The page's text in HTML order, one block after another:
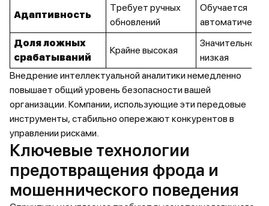
Адаптивность
Требует ручных
обновлений
Обучается
автоматически
Доля ложных
срабатываний
Крайне высокая
Значительно
низкая
Внедрение интеллектуальной аналитики немедленно
повышает общий уровень безопасности вашей
организации. Компании, использующие эти передовые
инструменты, стабильно опережают конкурентов в
управлении рисками.
Ключевые технологии
предотвращения фрода и
мошеннического поведения